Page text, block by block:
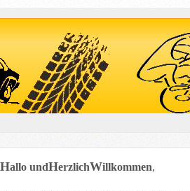
Hallo undHerzlichWillkommen,